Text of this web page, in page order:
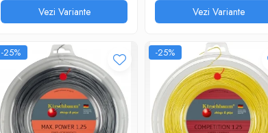
Vezi Variante Vezi Variante
-25% -25%